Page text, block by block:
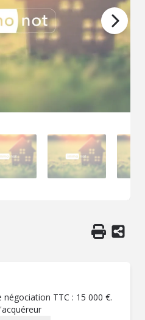
TTC : 15 000 €.